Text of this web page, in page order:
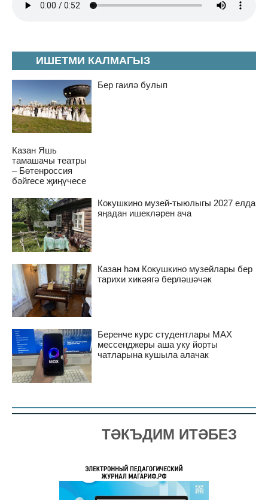
ИШЕТМИ КАЛМАГЫЗ
Бер гаилә булып
Казан Яшь
тамашачы театры
– Бөтенроссия
бәйгесе җиңүчесе
Кокушкино музей-тыюлыгы 2027 елда
яңадан ишекләрен ача
Казан һәм Кокушкино музейлары бер
тарихи хикәягә берләшәчәк
Беренче курс студентлары MAX
мессенджеры аша уку йорты
чатларына кушыла алачак
ТӘКЪДИМ ИТӘБЕЗ